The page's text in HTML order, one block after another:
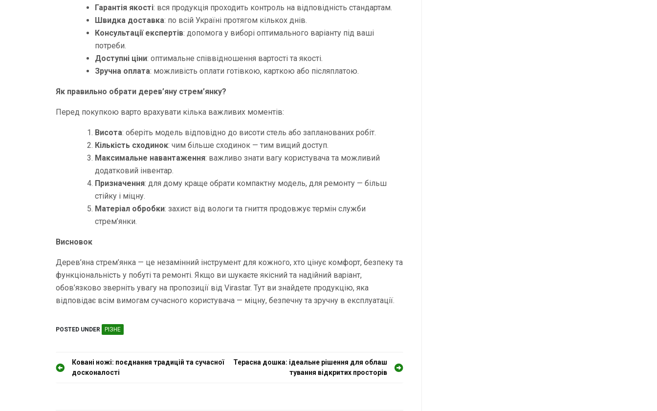
Гарантія якості: вся продукція проходить контроль на відповідність стандартам.
Швидка доставка: по всій Україні протягом кількох днів.
Консультації експертів: допомога у виборі оптимального варіанту під ваші
потреби.
Доступні ціни: оптимальне співвідношення вартості та якості.
Зручна оплата: можливість оплати готівкою, карткою або післяплатою.
Як правильно обрати дерев’яну стрем’янку?
Перед покупкою варто врахувати кілька важливих моментів:
Висота: оберіть модель відповідно до висоти стель або запланованих робіт.
Кількість сходинок: чим більше сходинок — тим вищий доступ.
Максимальне навантаження: важливо знати вагу користувача та можливий
додатковий інвентар.
Призначення: для дому краще обрати компактну модель, для ремонту — більш
стійку і міцну.
Матеріал обробки: захист від вологи та гниття продовжує термін служби
стрем’янки.
Висновок
Дерев’яна стрем’янка — це незамінний інструмент для кожного, хто цінує комфорт, безпеку та
функціональність у побуті та ремонті. Якщо ви шукаєте якісний та надійний варіант,
обов’язково зверніть увагу на пропозиції від Virastar. Тут ви знайдете продукцію, яка
відповідає всім вимогам сучасного користувача — міцну, безпечну та зручну в експлуатації.
POSTED UNDER РІЗНЕ
Н
Ковані ножі: поєднання традицій та сучасної
досконалості
Терасна дошка: ідеальне рішення для облаш
тування відкритих просторів